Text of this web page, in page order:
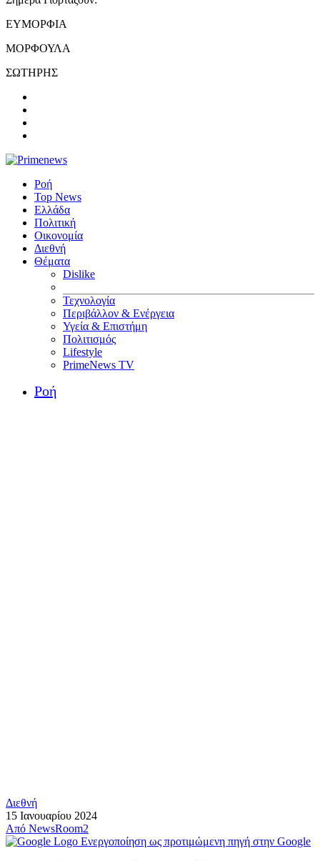
ΕΥΜΟΡΦΙΑ
ΜΟΡΦΟΥΛΑ
ΣΩΤΗΡΗΣ
Ροή
Top News
Ελλάδα
Πολιτική
Οικονομία
Διεθνή
Θέματα
Dislike
Τεχνολογία
Περιβάλλον & Ενέργεια
Υγεία & Επιστήμη
Πολιτισμός
Lifestyle
PrimeNews TV
Ροή
Διεθνή
15 Ιανουαρίου 2024
Από NewsRoom2
Ενεργοποίηση ως προτιμώμενη πηγή στην Google